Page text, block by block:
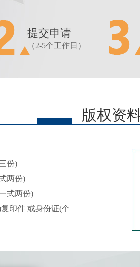
提交申请
（2-5个工作日）
版权资
份)
两份)
式两份)
印件 或身份证(个